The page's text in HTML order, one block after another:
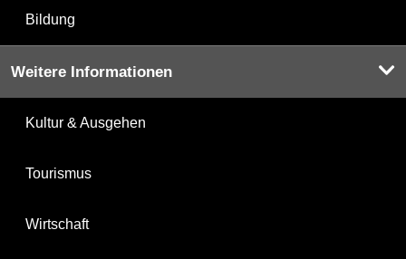
Bildung
Weitere Informationen
Kultur & Ausgehen
Tourismus
Wirtschaft